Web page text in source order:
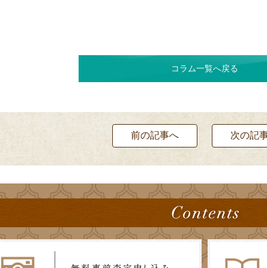
コラム一覧へ戻る
前の記事へ 次の記